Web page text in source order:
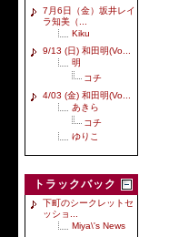
7月6日（金）坂井レイ
ラ知美（...
Kiku
9/13 (日) 和田明(Vo...
明
コチ
4/03 (金) 和田明(Vo...
あきら
コチ
ゆりこ
トラックバック
下町のシークレットセ
ッショ...
Miya\'s News